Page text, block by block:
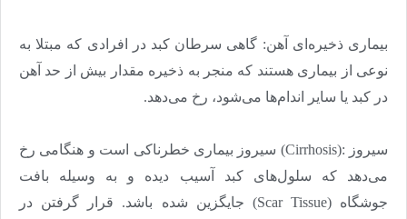
بیماری ذخیره‌‌‌ای آهن: گاهی سرطان کبد در افرادی که مبتلا به
نوعی از بیماری هستند که منجر به ذخیره مقدار بیش از حد آهن
در کبد یا سایر اندام‌‌‌ها می‌‌‌شود، رخ می‌دهد.
سیروز (Cirrhosis): سیروز بیماری خطرناکی است و هنگامی رخ
می‌‌‌دهد که سلول‌‌‌های کبد آسیب دیده و به وسیله بافت
جوشگاه (Scar Tissue) جایگزین شده باشد. قرار گرفتن در